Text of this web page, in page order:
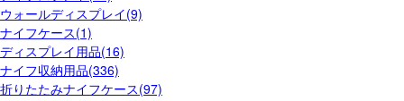
ウォールディスプレイ(9)
ナイフケース(1)
ディスプレイ用品(16)
ナイフ収納用品(336)
折りたたみナイフケース(97)